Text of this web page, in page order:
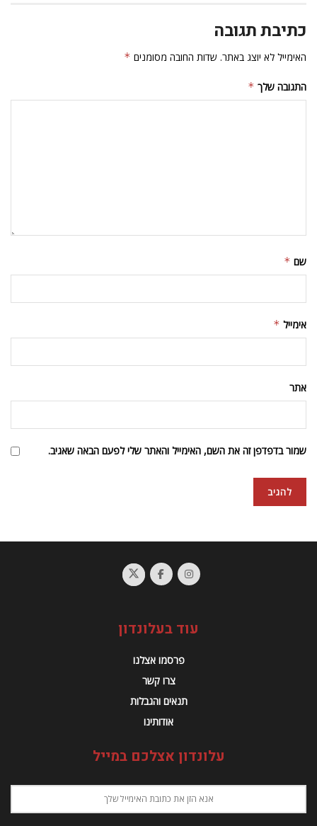
כתיבת תגובה
האימייל לא יוצג באתר. שדות החובה מסומנים *
התגובה שלך *
שם *
אימייל *
אתר
שמור בדפדפן זה את השם, האימייל והאתר שלי לפעם הבאה שאגיב.
עוד בעלונדון
פרסמו אצלנו
צרו קשר
תנאים והגבלות
אודותינו
עלונדון אצלכם במייל